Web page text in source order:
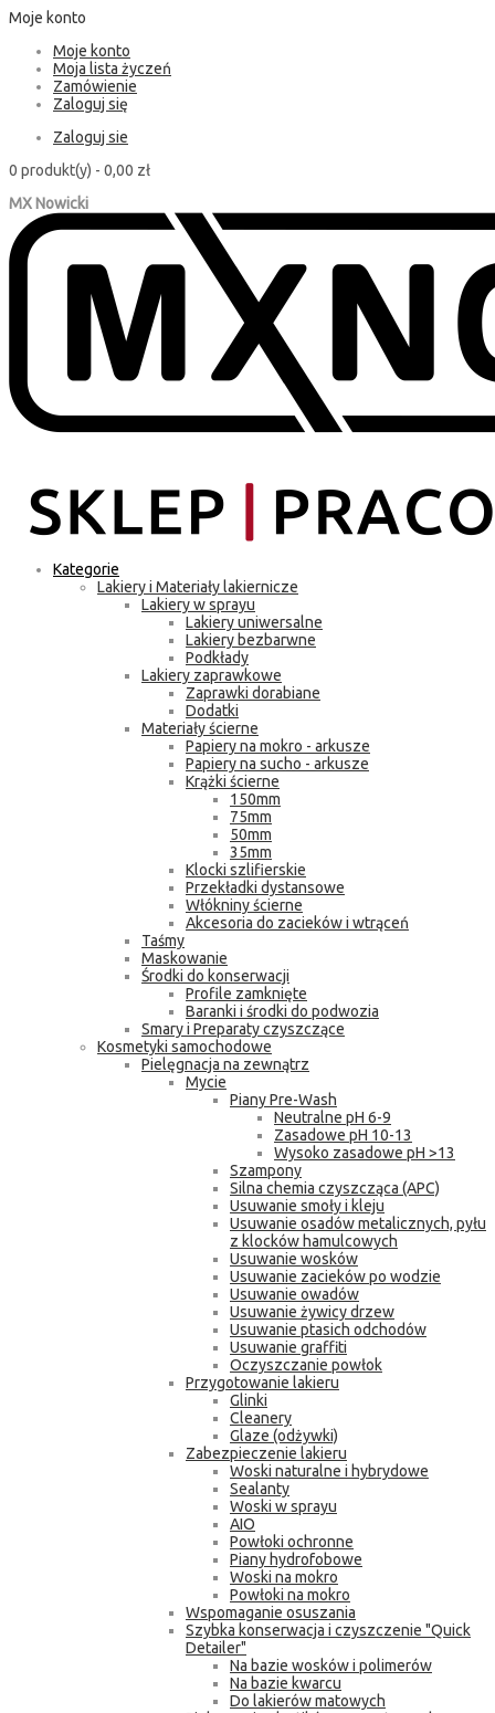
Moje konto
Moje konto
Moja lista życzeń
Zamówienie
Zaloguj się
Zaloguj sie
0 produkt(y) - 0,00 zł
MX Nowicki
Kategorie
Lakiery i Materiały lakiernicze
Lakiery w sprayu
Lakiery uniwersalne
Lakiery bezbarwne
Podkłady
Lakiery zaprawkowe
Zaprawki dorabiane
Dodatki
Materiały ścierne
Papiery na mokro - arkusze
Papiery na sucho - arkusze
Krążki ścierne
150mm
75mm
50mm
35mm
Klocki szlifierskie
Przekładki dystansowe
Włókniny ścierne
Akcesoria do zacieków i wtrąceń
Taśmy
Maskowanie
Środki do konserwacji
Profile zamknięte
Baranki i środki do podwozia
Smary i Preparaty czyszczące
Kosmetyki samochodowe
Pielęgnacja na zewnątrz
Mycie
Piany Pre-Wash
Neutralne pH 6-9
Zasadowe pH 10-13
Wysoko zasadowe pH >13
Szampony
Silna chemia czyszcząca (APC)
Usuwanie smoły i kleju
Usuwanie osadów metalicznych, pyłu
z klocków hamulcowych
Usuwanie wosków
Usuwanie zacieków po wodzie
Usuwanie owadów
Usuwanie żywicy drzew
Usuwanie ptasich odchodów
Usuwanie graffiti
Oczyszczanie powłok
Przygotowanie lakieru
Glinki
Cleanery
Glaze (odżywki)
Zabezpieczenie lakieru
Woski naturalne i hybrydowe
Sealanty
Woski w sprayu
AIO
Powłoki ochronne
Piany hydrofobowe
Woski na mokro
Powłoki na mokro
Wspomaganie osuszania
Szybka konserwacja i czyszczenie "Quick
Detailer"
Na bazie wosków i polimerów
Na bazie kwarcu
Do lakierów matowych